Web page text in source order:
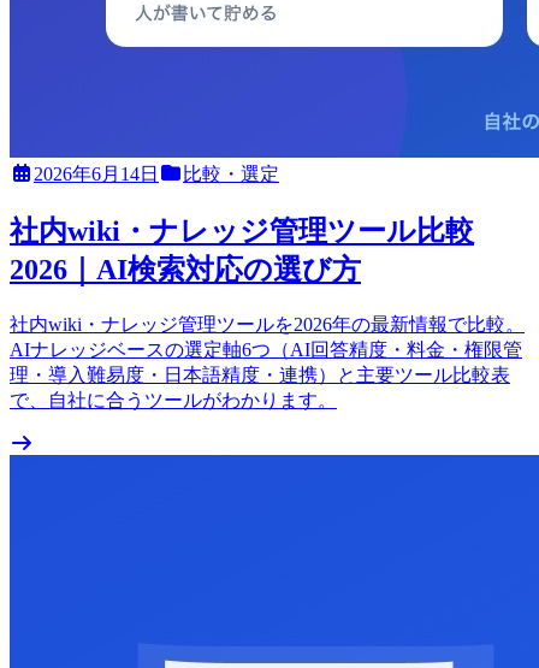
2026年6月14日 比較・選定
社内wiki・ナレッジ管理ツール比較
2026｜AI検索対応の選び方
社内wiki・ナレッジ管理ツールを2026年の最新情報で比較。
AIナレッジベースの選定軸6つ（AI回答精度・料金・権限管
理・導入難易度・日本語精度・連携）と主要ツール比較表
で、自社に合うツールがわかります。